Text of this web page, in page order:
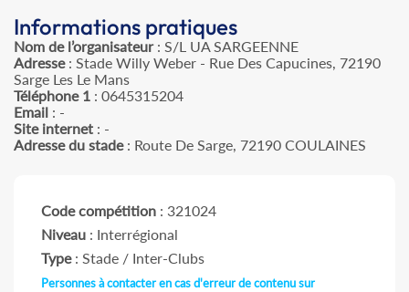
Informations pratiques
Nom de l’organisateur: S/L UA SARGEENNE
Adresse: Stade Willy Weber - Rue Des Capucines, 72190
Sarge Les Le Mans
Téléphone 1 : 0645315204
Email : -
Site internet : -
Adresse du stade: Route De Sarge, 72190 COULAINES
Code compétition : 321024
Niveau : Interrégional
Type: Stade / Inter-Clubs
Personnes à contacter en cas d'erreur de contenu sur